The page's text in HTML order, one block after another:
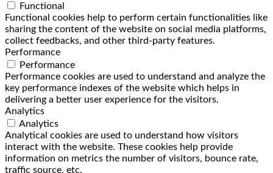
Functional
Functional cookies help to perform certain functionalities like
sharing the content of the website on social media platforms,
collect feedbacks, and other third-party features.
Performance
Performance
Performance cookies are used to understand and analyze the
key performance indexes of the website which helps in
delivering a better user experience for the visitors.
Analytics
Analytics
Analytical cookies are used to understand how visitors
interact with the website. These cookies help provide
information on metrics the number of visitors, bounce rate,
traffic source, etc.